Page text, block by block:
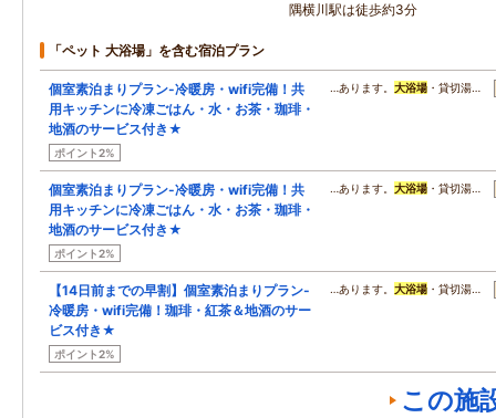
隅横川駅は徒歩約3分
「ペット 大浴場」を含む宿泊プラン
個室素泊まりプラン-冷暖房・wifi完備！共
用キッチンに冷凍ごはん・水・お茶・珈琲・
地酒のサービス付き★
ポイント2%
…あります。 大浴場 ・貸切湯…
個室素泊まりプラン-冷暖房・wifi完備！共
用キッチンに冷凍ごはん・水・お茶・珈琲・
地酒のサービス付き★
ポイント2%
…あります。 大浴場 ・貸切湯…
【14日前までの早割】個室素泊まりプラン-
冷暖房・wifi完備！珈琲・紅茶＆地酒のサー
ビス付き★
ポイント2%
…あります。 大浴場 ・貸切湯…
この施